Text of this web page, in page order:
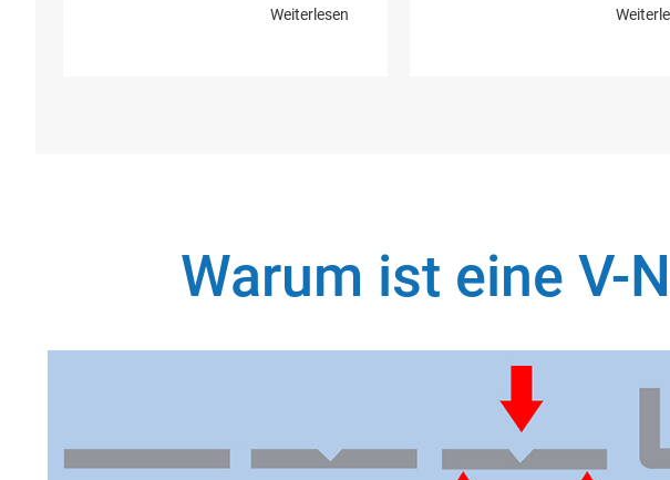
Weiterlesen
Warum ist eine V-